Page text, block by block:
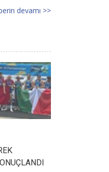
devamı >>